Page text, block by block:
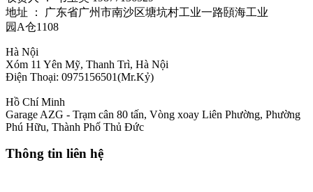
地址 ： 广东省广州市南沙区塘坑村工业一路頣海工业
园A仓1108
Hà Nội
Xóm 11 Yên Mỹ, Thanh Trì, Hà Nội
Điện Thoại: 0975156501(Mr.Kỷ)
Hồ Chí Minh
Garage AZG - Trạm cân 80 tấn, Vòng xoay Liên Phường, Phường
Phú Hữu, Thành Phố Thủ Đức
Thông tin liên hệ